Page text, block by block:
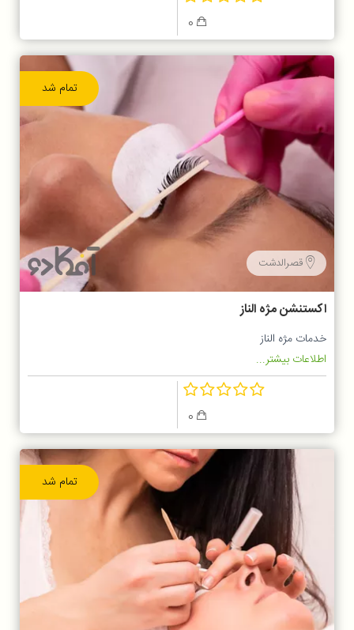
تمام شد
قصرالدشت
اکستنشن مژه الناز
خدمات مژه الناز
اطلاعات بیشتر...
تمام شد